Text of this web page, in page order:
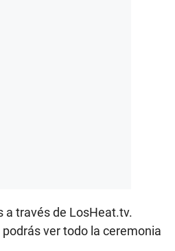
a través de LosHeat.tv.
podrás ver todo la ceremonia